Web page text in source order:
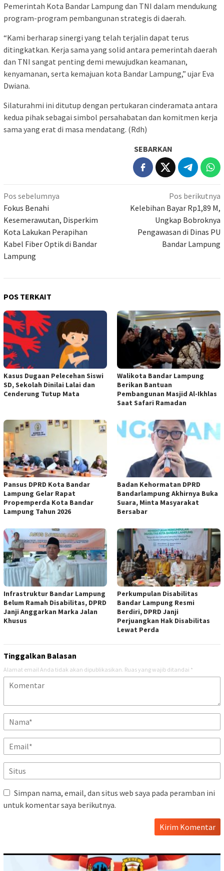
Pemerintah Kota Bandar Lampung dan TNI dalam mendukung
program-program pembangunan strategis di daerah.
“Kami berharap sinergi yang telah terjalin dapat terus
ditingkatkan. Kerja sama yang solid antara pemerintah daerah
dan TNI sangat penting demi mewujudkan keamanan,
kenyamanan, serta kemajuan kota Bandar Lampung,” ujar Eva
Dwiana.
Silaturahmi ini ditutup dengan pertukaran cinderamata antara
kedua pihak sebagai simbol persahabatan dan komitmen kerja
sama yang erat di masa mendatang. (Rdh)
SEBARKAN
Navigasi
pos
Pos sebelumnya
Fokus Benahi
Kesemerawutan, Disperkim
Kota Lakukan Perapihan
Kabel Fiber Optik di Bandar
Lampung
Pos berikutnya
Kelebihan Bayar Rp1,89 M,
Ungkap Bobroknya
Pengawasan di Dinas PU
Bandar Lampung
POS TERKAIT
Kasus Dugaan Pelecehan Siswi
SD, Sekolah Dinilai Lalai dan
Cenderung Tutup Mata
Walikota Bandar Lampung
Berikan Bantuan
Pembangunan Masjid Al-Ikhlas
Saat Safari Ramadan
Pansus DPRD Kota Bandar
Lampung Gelar Rapat
Propemperda Kota Bandar
Lampung Tahun 2026
Badan Kehormatan DPRD
Bandarlampung Akhirnya Buka
Suara, Minta Masyarakat
Bersabar
Infrastruktur Bandar Lampung
Belum Ramah Disabilitas, DPRD
Janji Anggarkan Marka Jalan
Khusus
Perkumpulan Disabilitas
Bandar Lampung Resmi
Berdiri, DPRD Janji
Perjuangkan Hak Disabilitas
Lewat Perda
Tinggalkan Balasan
Alamat email Anda tidak akan dipublikasikan. Ruas yang wajib ditandai *
Simpan nama, email, dan situs web saya pada peramban ini
untuk komentar saya berikutnya.